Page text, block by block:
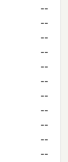
--
--
--
--
--
--
--
--
--
--
--